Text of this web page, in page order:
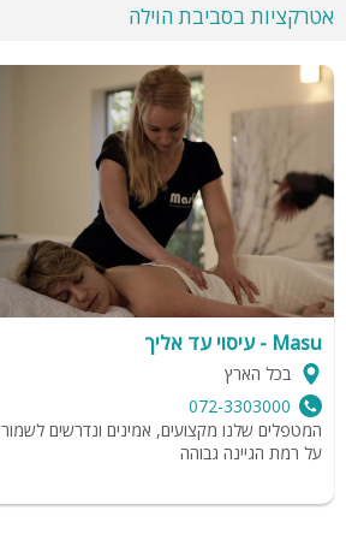
אטרקציות בסביבת הוילה
Masu - עיסוי עד אליך
בכל הארץ
072-3303000
המטפלים שלנו מקצועים, אמינים ונדרשים לשמור
על רמת הגיינה גבוהה